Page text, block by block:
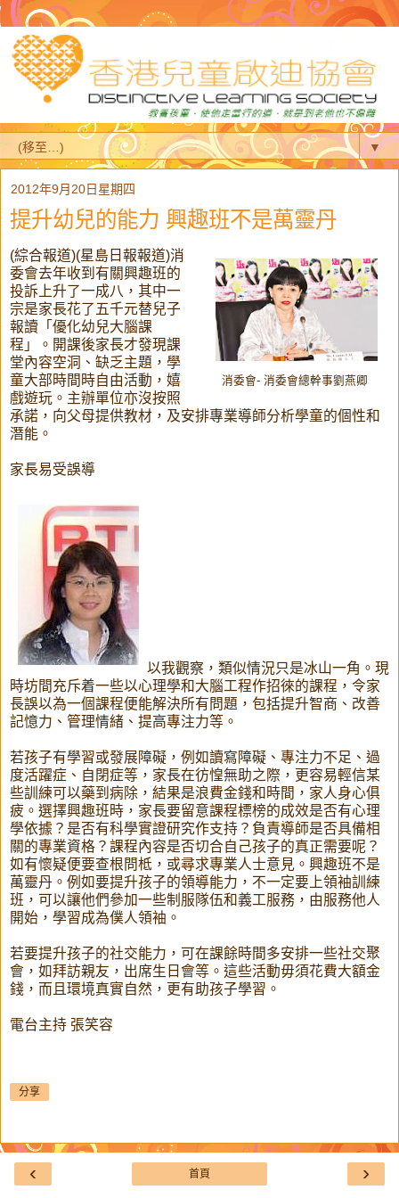
▼
2012年9月20日星期四
提升幼兒的能力 興趣班不是萬靈丹
消委會- 消委會總幹事劉燕卿
(綜合報道)(星島日報報道)消
委會去年收到有關興趣班的
投訴上升了一成八，其中一
宗是家長花了五千元替兒子
報讀「優化幼兒大腦課
程」。開課後家長才發現課
堂內容空洞、缺乏主題，學
童大部時間時自由活動，嬉
戲遊玩。主辦單位亦沒按照
承諾，向父母提供教材，及安排專業導師分析學童的個性和
潛能。
家長易受誤導
以我觀察，類似情況只是冰山一角。現
時坊間充斥着一些以心理學和大腦工程作招徠的課程，令家
長誤以為一個課程便能解決所有問題，包括提升智商、改善
記憶力、管理情緒、提高專注力等。
若孩子有學習或發展障礙，例如讀寫障礙、專注力不足、過
度活躍症、自閉症等，家長在彷惶無助之際，更容易輕信某
些訓練可以藥到病除，結果是浪費金錢和時間，家人身心俱
疲。選擇興趣班時，家長要留意課程標榜的成效是否有心理
學依據？是否有科學實證研究作支持？負責導師是否具備相
關的專業資格？課程內容是否切合自己孩子的真正需要呢？
如有懷疑便要查根問柢，或尋求專業人士意見。興趣班不是
萬靈丹。例如要提升孩子的領導能力，不一定要上領袖訓練
班，可以讓他們參加一些制服隊伍和義工服務，由服務他人
開始，學習成為僕人領袖。
若要提升孩子的社交能力，可在課餘時間多安排一些社交聚
會，如拜訪親友，出席生日會等。這些活動毋須花費大額金
錢，而且環境真實自然，更有助孩子學習。
電台主持 張笑容
分享
‹ ›
首頁